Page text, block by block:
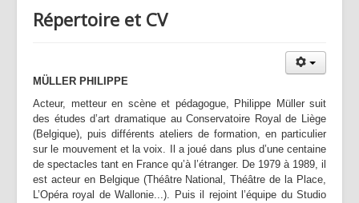
Compagnie
Rencontres d'été
Ateliers
Bibliothèque
Téléchargements
Partenaires | Liens
Répertoire et CV
MÜLLER PHILIPPE
Acteur, metteur en scène et pédagogue, Philippe Müller suit
des études d’art dramatique au Conservatoire Royal de Liège
(Belgique), puis différents ateliers de formation, en particulier
sur le mouvement et la voix. Il a joué dans plus d’une centaine
de spectacles tant en France qu’à l’étranger. De 1979 à 1989, il
est acteur en Belgique (Théâtre National, Théâtre de la Place,
L’Opéra royal de Wallonie...). Puis il rejoint l’équipe du Studio